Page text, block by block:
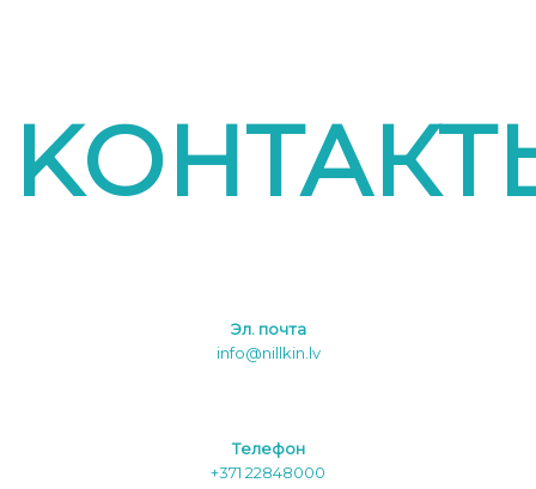
Эл. почта
info@nillkin.lv
Tелефон
+371 22848000